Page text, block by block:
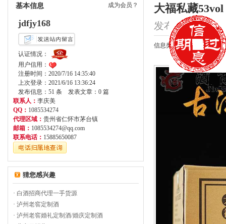
成为会员？
基本信息
jdfjy168
认证情况：
用户信用：
注册时间：2020/7/16 14:35:40
上次登录：2021/6/16 13:36:24
发布信息：51 条 发表文章：0 篇
联系人： 李庆美
QQ： 1085534274
代理区域： 贵州省仁怀市茅台镇
邮箱： 1085534274@qq.com
联系电话： 15885650087
猜您感兴趣
· 白酒招商代理一手货源
· 泸州老窖定制酒
· 泸州老窖婚礼定制酒/婚庆定制酒
大福私藏
发布时间：
信息类型：供应